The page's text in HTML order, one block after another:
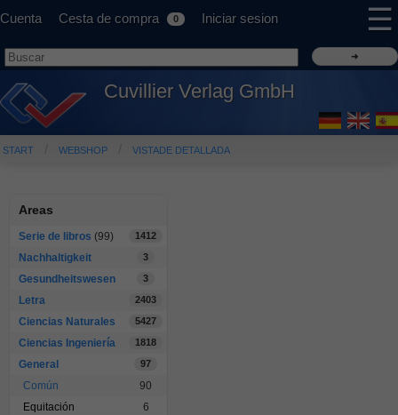
Cuenta Cesta de compra 0 Iniciar sesion ☰
Cuvillier Verlag GmbH
START WEBSHOP VISTADE DETALLADA
Areas
Serie de libros (99) 1412
Nachhaltigkeit 3
Gesundheitswesen 3
Letra 2403
Ciencias Naturales 5427
Ciencias Ingeniería 1818
General 97
Común
90
Equitación
6